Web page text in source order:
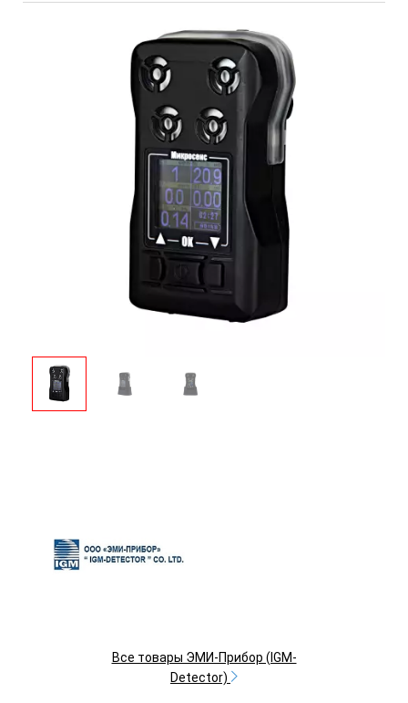
Все товары ЭМИ-Прибор (IGM-
Detector)